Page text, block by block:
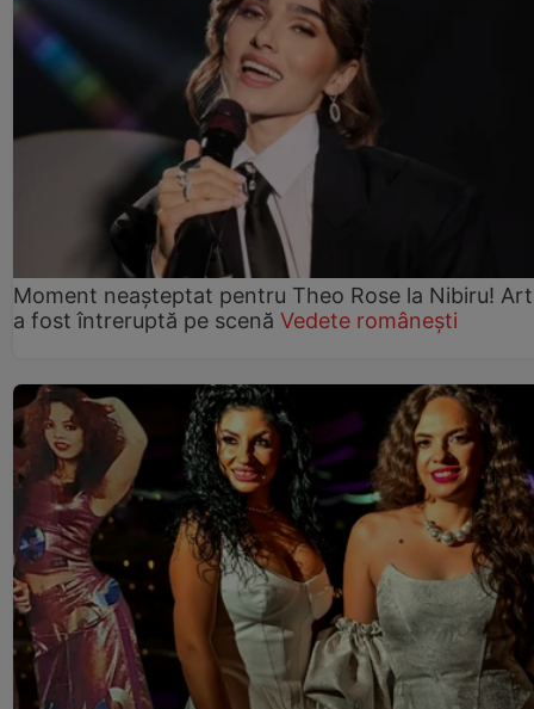
Moment neașteptat pentru Theo Rose la Nibiru!
a fost întreruptă pe scenă Vedete românești